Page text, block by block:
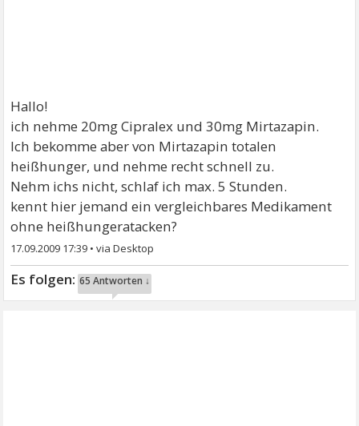
Hallo!
ich nehme 20mg Cipralex und 30mg Mirtazapin.
Ich bekomme aber von Mirtazapin totalen
heißhunger, und nehme recht schnell zu.
Nehm ichs nicht, schlaf ich max. 5 Stunden.
kennt hier jemand ein vergleichbares Medikament
ohne heißhungeratacken?
17.09.2009 17:39 •
65 Antworten ↓